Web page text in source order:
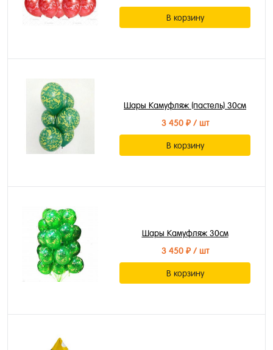
В корзину
Шары Камуфляж (пастель) 30см
3 450 ₽/ шт
В корзину
Шары Камуфляж 30см
3 450 ₽/ шт
В корзину